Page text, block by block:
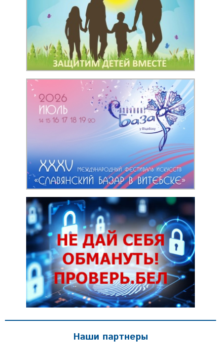
Наши партнеры